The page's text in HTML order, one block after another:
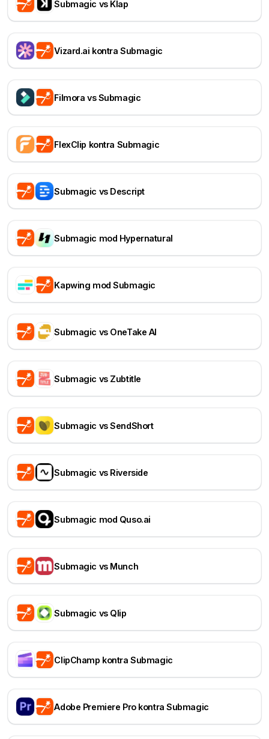
Submagic vs Klap
Vizard.ai kontra Submagic
Filmora vs Submagic
FlexClip kontra Submagic
Submagic vs Descript
Submagic mod Hypernatural
Kapwing mod Submagic
Submagic vs OneTake AI
Submagic vs Zubtitle
Submagic vs SendShort
Submagic vs Riverside
Submagic mod Quso.ai
Submagic vs Munch
Submagic vs Qlip
ClipChamp kontra Submagic
Adobe Premiere Pro kontra Submagic